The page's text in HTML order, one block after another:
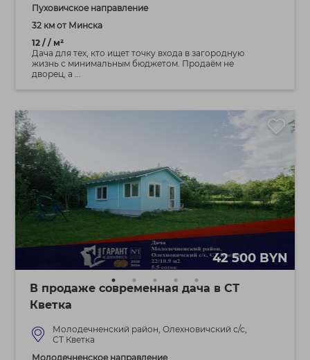
Пуховичское направление
32 км от Минска
12 / / м²
Дача для тех, кто ищет точку входа в загородную
жизнь с минимальным бюджетом. Продаём не
дворец, а ...
42 500 BYN
В продаже современная дача в СТ
Кветка
Молодечненский район, Олехновичский с/с,
СТ Кветка
Молодечненское направление